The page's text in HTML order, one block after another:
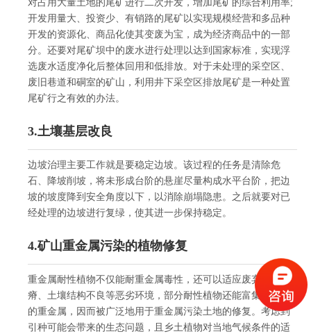
对占用大量土地的尾矿进行二次开发，增加尾矿的综合利用率;
开发用量大、投资少、有销路的尾矿以实现规模经营和多品种
开发的资源化、商品化使其变废为宝，成为经济商品中的一部
分。还要对尾矿坝中的废水进行处理以达到国家标准，实现浮
选废水适度净化后整体回用和低排放。对于未处理的采空区、
废旧巷道和硐室的矿山，利用井下采空区排放尾矿是一种处置
尾矿行之有效的办法。
3.土壤基层改良
边坡治理主要工作就是要稳定边坡。该过程的任务是清除危
石、降坡削坡，将未形成台阶的悬崖尽量构成水平台阶，把边
坡的坡度降到安全角度以下，以消除崩塌隐患。之后就要对已
经处理的边坡进行复绿，使其进一步保持稳定。
4.矿山重金属污染的植物修复
重金属耐性植物不仅能耐重金属毒性，还可以适应废弃地的贫
瘠、土壤结构不良等恶劣环境，部分耐性植物还能富集高浓度
的重金属，因而被广泛地用于重金属污染土地的修复。考虑到
引种可能会带来的生态问题，且乡土植物对当地气候条件的适